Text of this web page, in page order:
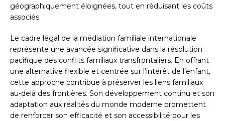
géographiquement éloignées, tout en réduisant les coûts
associés.
Le cadre légal de la médiation familiale internationale
représente une avancée significative dans la résolution
pacifique des conflits familiaux transfrontaliers. En offrant
une alternative flexible et centrée sur l’intérêt de l’enfant,
cette approche contribue à préserver les liens familiaux
au-delà des frontières. Son développement continu et son
adaptation aux réalités du monde moderne promettent
de renforcer son efficacité et son accessibilité pour les